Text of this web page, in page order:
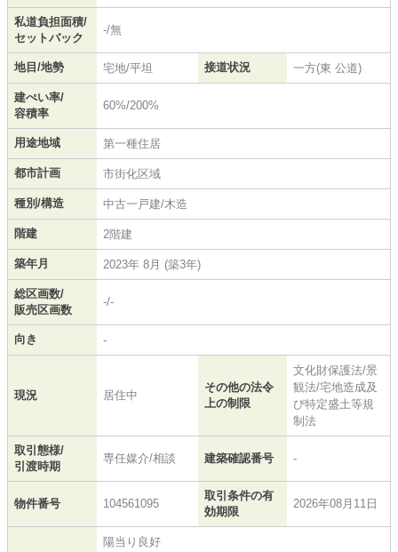
私道負担面積/
セットバック
-/無
地目/地勢 宅地/平坦 接道状況 一方(東 公道)
建ぺい率/
容積率
60%/200%
用途地域 第一種住居
都市計画 市街化区域
種別/構造 中古一戸建/木造
階建 2階建
築年月 2023年 8月 (築3年)
総区画数/
販売区画数
-/-
向き -
現況 居住中
その他の法令
上の制限
文化財保護法/景
観法/宅地造成及
び特定盛土等規
制法
取引態様/
引渡時期
専任媒介/相談 建築確認番号 -
物件番号 104561095
取引条件の有
効期限
2026年08月11日
陽当り良好